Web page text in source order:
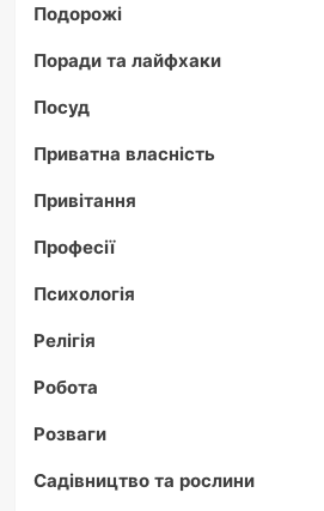
Подорожі
Поради та лайфхаки
Посуд
Приватна власність
Привітання
Професії
Психологія
Релігія
Робота
Розваги
Садівництво та рослини